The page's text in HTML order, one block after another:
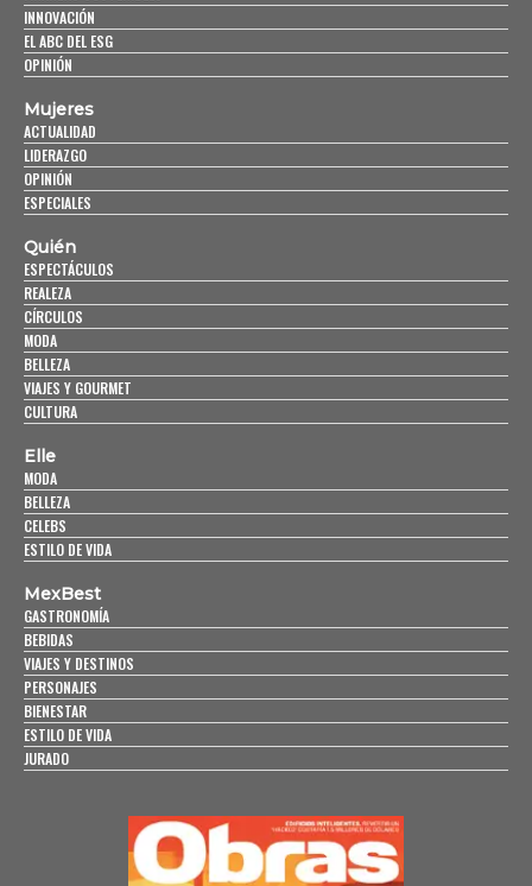
INNOVACIÓN
EL ABC DEL ESG
OPINIÓN
Mujeres
ACTUALIDAD
LIDERAZGO
OPINIÓN
ESPECIALES
Quién
ESPECTÁCULOS
REALEZA
CÍRCULOS
MODA
BELLEZA
VIAJES Y GOURMET
CULTURA
Elle
MODA
BELLEZA
CELEBS
ESTILO DE VIDA
MexBest
GASTRONOMÍA
BEBIDAS
VIAJES Y DESTINOS
PERSONAJES
BIENESTAR
ESTILO DE VIDA
JURADO